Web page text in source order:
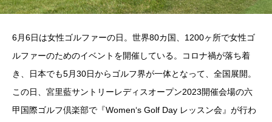
6月6日は女性ゴルファーの日。世界80カ国、1200ヶ所で女性ゴ
ルファーのためのイベントを開催している。コロナ禍が落ち着
き、日本でも5月30日からゴルフ界が一体となって、全国展開。
この日、宮里藍サントリーレディスオープン2023開催会場の六
甲国際ゴルフ倶楽部で『Women‘s Golf Day レッスン会』が行わ